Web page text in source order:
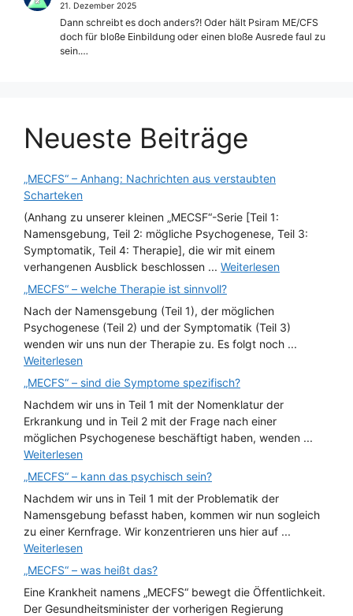
21. Dezember 2025
Dann schreibt es doch anders?! Oder hält Psiram ME/CFS
doch für bloße Einbildung oder einen bloße Ausrede faul zu
sein.…
Neueste Beiträge
„MECFS“ – Anhang: Nachrichten aus verstaubten
Scharteken
(Anhang zu unserer kleinen „MECSF“-Serie [Teil 1:
Namensgebung, Teil 2: mögliche Psychogenese, Teil 3:
Symptomatik, Teil 4: Therapie], die wir mit einem
verhangenen Ausblick beschlossen ... Weiterlesen
„MECFS“ – welche Therapie ist sinnvoll?
Nach der Namensgebung (Teil 1), der möglichen
Psychogenese (Teil 2) und der Symptomatik (Teil 3)
wenden wir uns nun der Therapie zu. Es folgt noch ...
Weiterlesen
„MECFS“ – sind die Symptome spezifisch?
Nachdem wir uns in Teil 1 mit der Nomenklatur der
Erkrankung und in Teil 2 mit der Frage nach einer
möglichen Psychogenese beschäftigt haben, wenden ...
Weiterlesen
„MECFS“ – kann das psychisch sein?
Nachdem wir uns in Teil 1 mit der Problematik der
Namensgebung befasst haben, kommen wir nun sogleich
zu einer Kernfrage. Wir konzentrieren uns hier auf ...
Weiterlesen
„MECFS“ – was heißt das?
Eine Krankheit namens „MECFS“ bewegt die Öffentlichkeit.
Der Gesundheitsminister der vorherigen Regierung